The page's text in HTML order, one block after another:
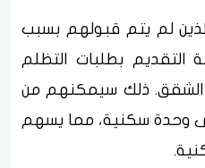
لم يتم قبولهم بسبب
التقديم بطلبات التظلم
الشقق. ذلك سيمكنهم من
وحدة سكنية، مما يسهم